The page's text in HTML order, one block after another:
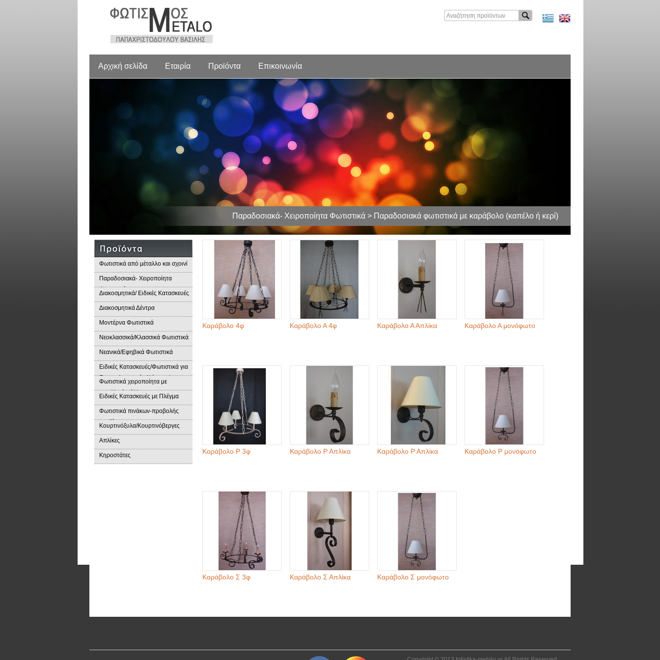
Αρχική σελίδα Εταιρία Προϊόντα Επικοινωνία
Παραδοσιακά- Χειροποίητα Φωτιστικά > Παραδοσιακά φωτιστικά με καράβολο (καπέλο ή κερί)
Φωτιστικά από μέταλλο και σχοινί
Παραδοσιακά- Χειροποίητα
Φωτιστικά
Διακοσμητικά/ Ειδικές Κατασκευές
Διακοσμητικά Δέντρα
Μοντέρνα Φωτιστικά
Νεοκλασσικά/Κλασσικά Φωτιστικά
Νεανικά/Εφηβικά Φωτιστικά
Ειδικές Κατασκευές/Φωτιστικά για
Επαγγελματικούς Χώρους/
Παραδοσιακά Φωτιστικά
Φωτιστικά χειροποίητα με
μεταλλικά φύλλα
Ειδικές Κατασκευές με Πλέγμα
Φωτιστικά πινάκων-προβολής
προϊόντων
Κουρτινόξυλα/Κουρτινόβεργες
Απλίκες
Κηροστάτες
Καράβολο 4φ Καράβολο Α 4φ Καράβολο Α Απλίκα Καράβολο Α μονόφωτο
Καράβολο Ρ 3φ Καράβολο Ρ Απλίκα Καράβολο Ρ Απλίκα Καράβολο Ρ μονόφωτο
Καράβολο Σ 3φ Καράβολο Σ Απλίκα Καράβολο Σ μονόφωτο